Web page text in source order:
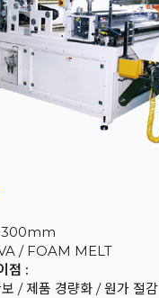
/ FOAM MELT
점 :
/ 제품 경량화 / 원가 절감